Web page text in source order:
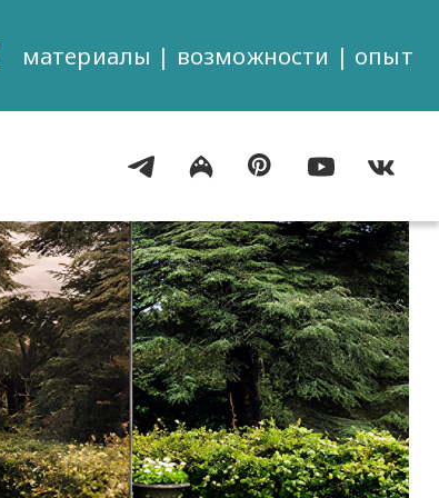
материалы | возможности | опыт